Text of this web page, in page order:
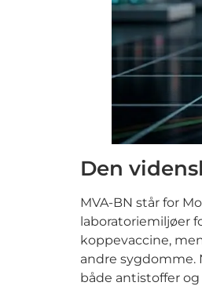
Den
MVA-BN står for
laboratoriemiljøer
koppevaccine,
andre sygdomme.
både antistoffer